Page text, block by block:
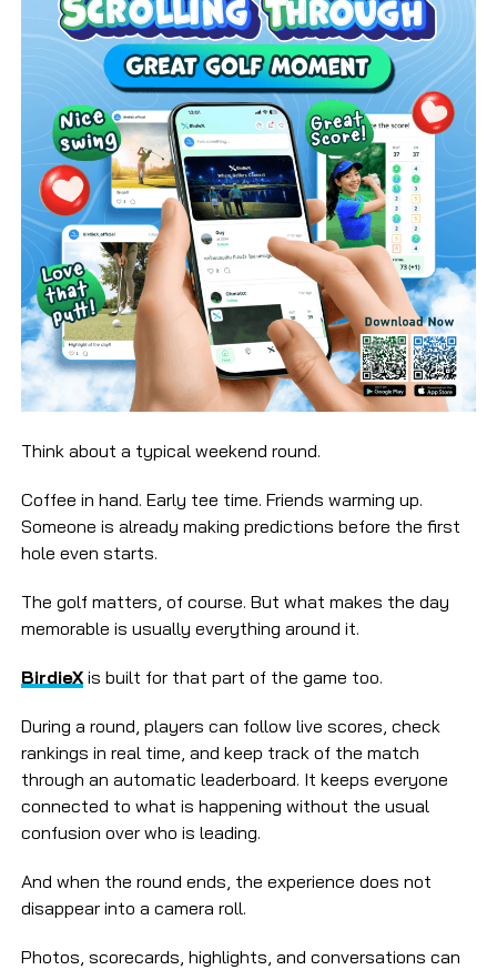
Think about a typical weekend round.
Coffee in hand. Early tee time. Friends warming up.
Someone is already making predictions before the first
hole even starts.
The golf matters, of course. But what makes the day
memorable is usually everything around it.
BirdieXis built for that part of the game too.
During a round, players can follow live scores, check
rankings in real time, and keep track of the match
through an automatic leaderboard. It keeps everyone
connected to what is happening without the usual
confusion over who is leading.
And when the round ends, the experience does not
disappear into a camera roll.
Photos, scorecards, highlights, and conversations can